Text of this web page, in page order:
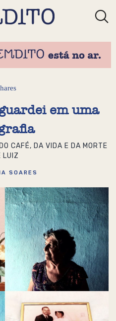
em uma
CAFÉ, DA VIDA E DA MORTE
LUIZ
SOARES